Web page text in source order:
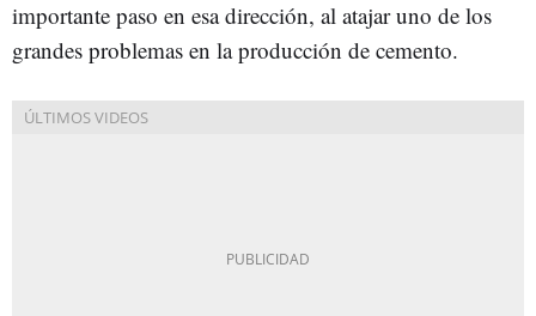
importante paso en esa dirección, al atajar uno de los
grandes problemas en la producción de cemento.